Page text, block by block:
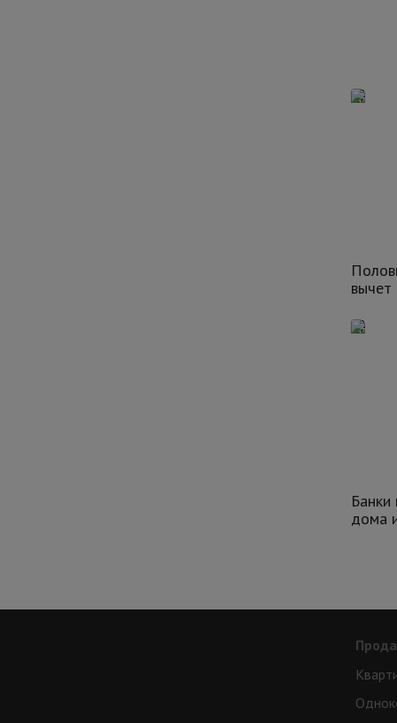
вычет
Банки
дома